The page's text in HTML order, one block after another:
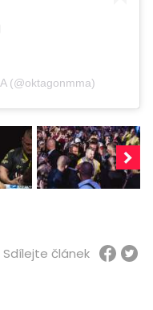
(@oktagonmma)
Sdílejte článek